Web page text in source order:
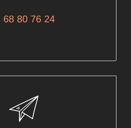
68 80 76 24